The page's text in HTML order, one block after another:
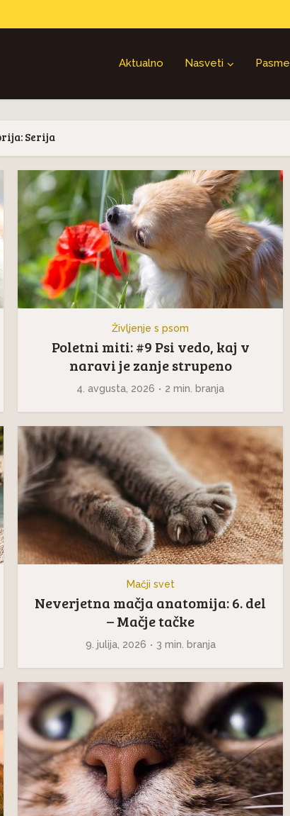
Aktualno Nasveti Pasme
Serija
Življenje s psom
Poletni miti: #9 Psi vedo, kaj v
naravi je zanje strupeno
4. avgusta, 2026 2 min. branja
Mačji svet
Neverjetna mačja anatomija: 6. del
– Mačje tačke
9. julija, 2026 3 min. branja